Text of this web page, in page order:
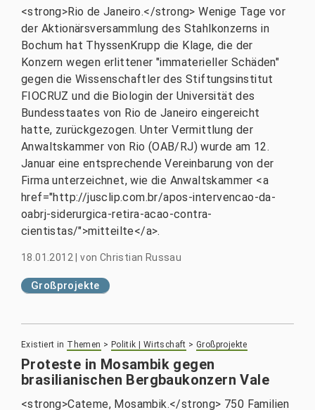
<strong>Rio de Janeiro.</strong> Wenige Tage vor
der Aktionärsversammlung des Stahlkonzerns in
Bochum hat ThyssenKrupp die Klage, die der
Konzern wegen erlittener "immaterieller Schäden"
gegen die Wissenschaftler des Stiftungsinstitut
FIOCRUZ und die Biologin der Universität des
Bundesstaates von Rio de Janeiro eingereicht
hatte, zurückgezogen. Unter Vermittlung der
Anwaltskammer von Rio (OAB/RJ) wurde am 12.
Januar eine entsprechende Vereinbarung von der
Firma unterzeichnet, wie die Anwaltskammer <a
href="http://jusclip.com.br/apos-intervencao-da-
oabrj-siderurgica-retira-acao-contra-
cientistas/">mitteilte</a>.
18.01.2012 |von Christian Russau
Großprojekte
Existiert in Themen > Politik | Wirtschaft >Großprojekte
Proteste in Mosambik gegen
brasilianischen Bergbaukonzern Vale
<strong>Cateme, Mosambik.</strong> 750 Familien